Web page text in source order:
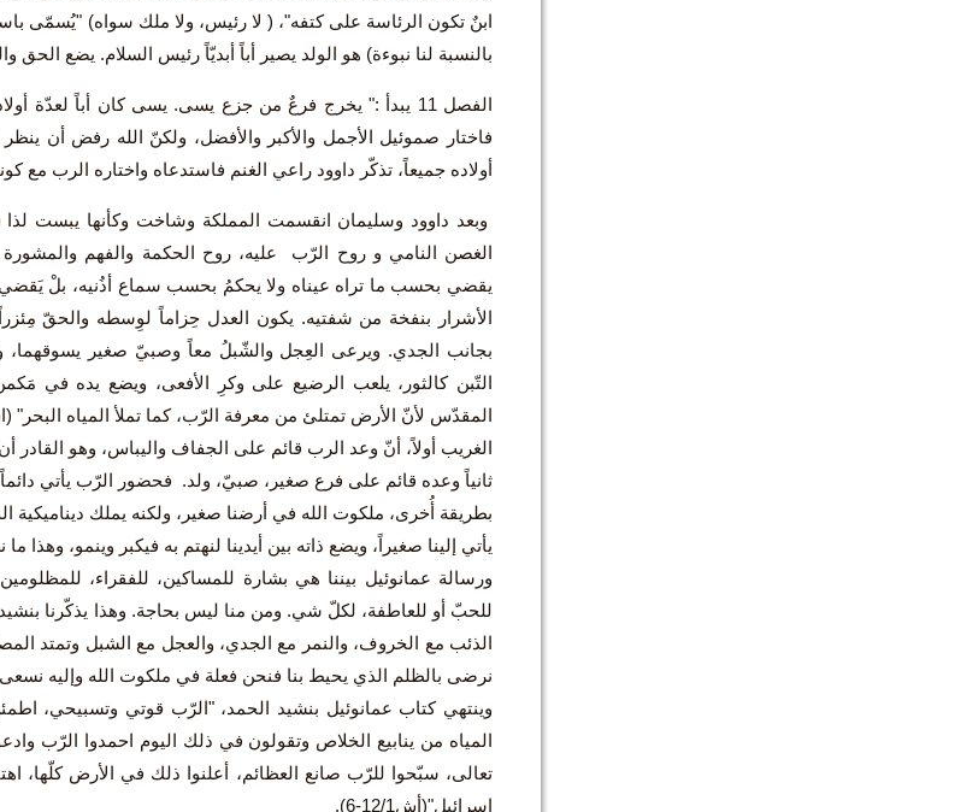
ابنٌ تكون الرئاسة على كتفه"، ( لا رئيس، ولا ملك سواه) "يُسمّى
بالنسبة لنا نبوءة) هو الولد يصير أباً أبديّاً رئيس السلام. يضع
الفصل 11 يبدأ :" يخرج فرعٌ من جزع يسى. يسى كان أباً
فاختار صموئيل الأجمل والأكبر والأفضل، ولكنّ الله رفض أن
أولاده جميعاً، تذكّر داوود راعي الغنم فاستدعاه واختاره الرب مع
وبعد داوود وسليمان انقسمت المملكة وشاخت وكأنها يبست
الغصن النامي و روح الرّب عليه، روح الحكمة والفهم والمشورة
يقضي بحسب ما تراه عيناه ولا يحكمُ بحسب سماع أذُنيه، بلْ يَقضي
الأشرار بنفخة من شفتيه. يكون العدل حِزاماً لوِسطه والحقّ
بجانب الجدي. ويرعى العِجل والشّبلُ معاً وصبيّ صغير يسوقهما،
التّبن كالثور، يلعب الرضيع على وكرِ الأفعى، ويضع يده في
المقدّس لأنّ الأرض تمتلئ من معرفة الرّب، كما تملأ المياه البحر" (اش11/
الغريب أولاً، أنّ وعد الرب قائم على الجفاف واليباس، وهو القادر
ثانياً وعده قائم على فرع صغير، صبيّ، ولد. فحضور الرّب يأتي
بطريقة أُخرى، ملكوت الله في أرضنا صغير، ولكنه يملك ديناميكية
يأتي إلينا صغيراً، ويضع ذاته بين أيدينا لنهتم به فيكبر وينمو، وهذا
ورسالة عمانوئيل بيننا هي بشارة للمساكين، للفقراء،
للحبّ أو للعاطفة، لكلّ شي. ومن منا ليس بحاجة. وهذا يذكّرنا
الذئب مع الخروف، والنمر مع الجدي، والعجل مع الشبل وتمتد
نرضى بالظلم الذي يحيط بنا فنحن فعلة في ملكوت الله وإليه
وينتهي كتاب عمانوئيل بنشيد الحمد، "الرّب قوتي وتسبيحي،
المياه من ينابيع الخلاص وتقولون في ذلك اليوم احمدوا الرّب
تعالى، سبّحوا للرّب صانع العظائم، أعلنوا ذلك في الأرض
إسرائيل"(أش12/1-6).